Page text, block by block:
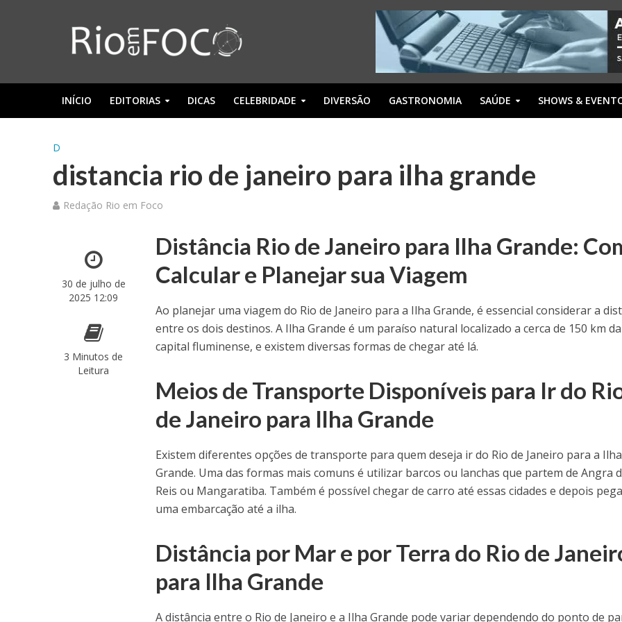
INÍCIO EDITORIAS DICAS CELEBRIDADE DIVERSÃO GASTRONOMIA SAÚDE SHOWS &
D
distancia rio de janeiro para ilha grande
Redação Rio em Foco
30 de julho de
2025 12:09
3 Minutos de
Leitura
Distância Rio de Janeiro para Ilha Grande:
Calcular e Planejar sua Viagem
Ao planejar uma viagem do Rio de Janeiro para a Ilha Grande, é essencial considerar a
entre os dois destinos. A Ilha Grande é um paraíso natural localizado a cerca de 150 km da
capital fluminense, e existem diversas formas de chegar até lá.
Meios de Transporte Disponíveis para Ir do
de Janeiro para Ilha Grande
Existem diferentes opções de transporte para quem deseja ir do Rio de Janeiro para a Ilha
Grande. Uma das formas mais comuns é utilizar barcos ou lanchas que partem de Angra
Reis ou Mangaratiba. Também é possível chegar de carro até essas cidades e depois
uma embarcação até a ilha.
Distância por Mar e por Terra do Rio de
para Ilha Grande
A distância entre o Rio de Janeiro e a Ilha Grande pode variar dependendo do ponto de